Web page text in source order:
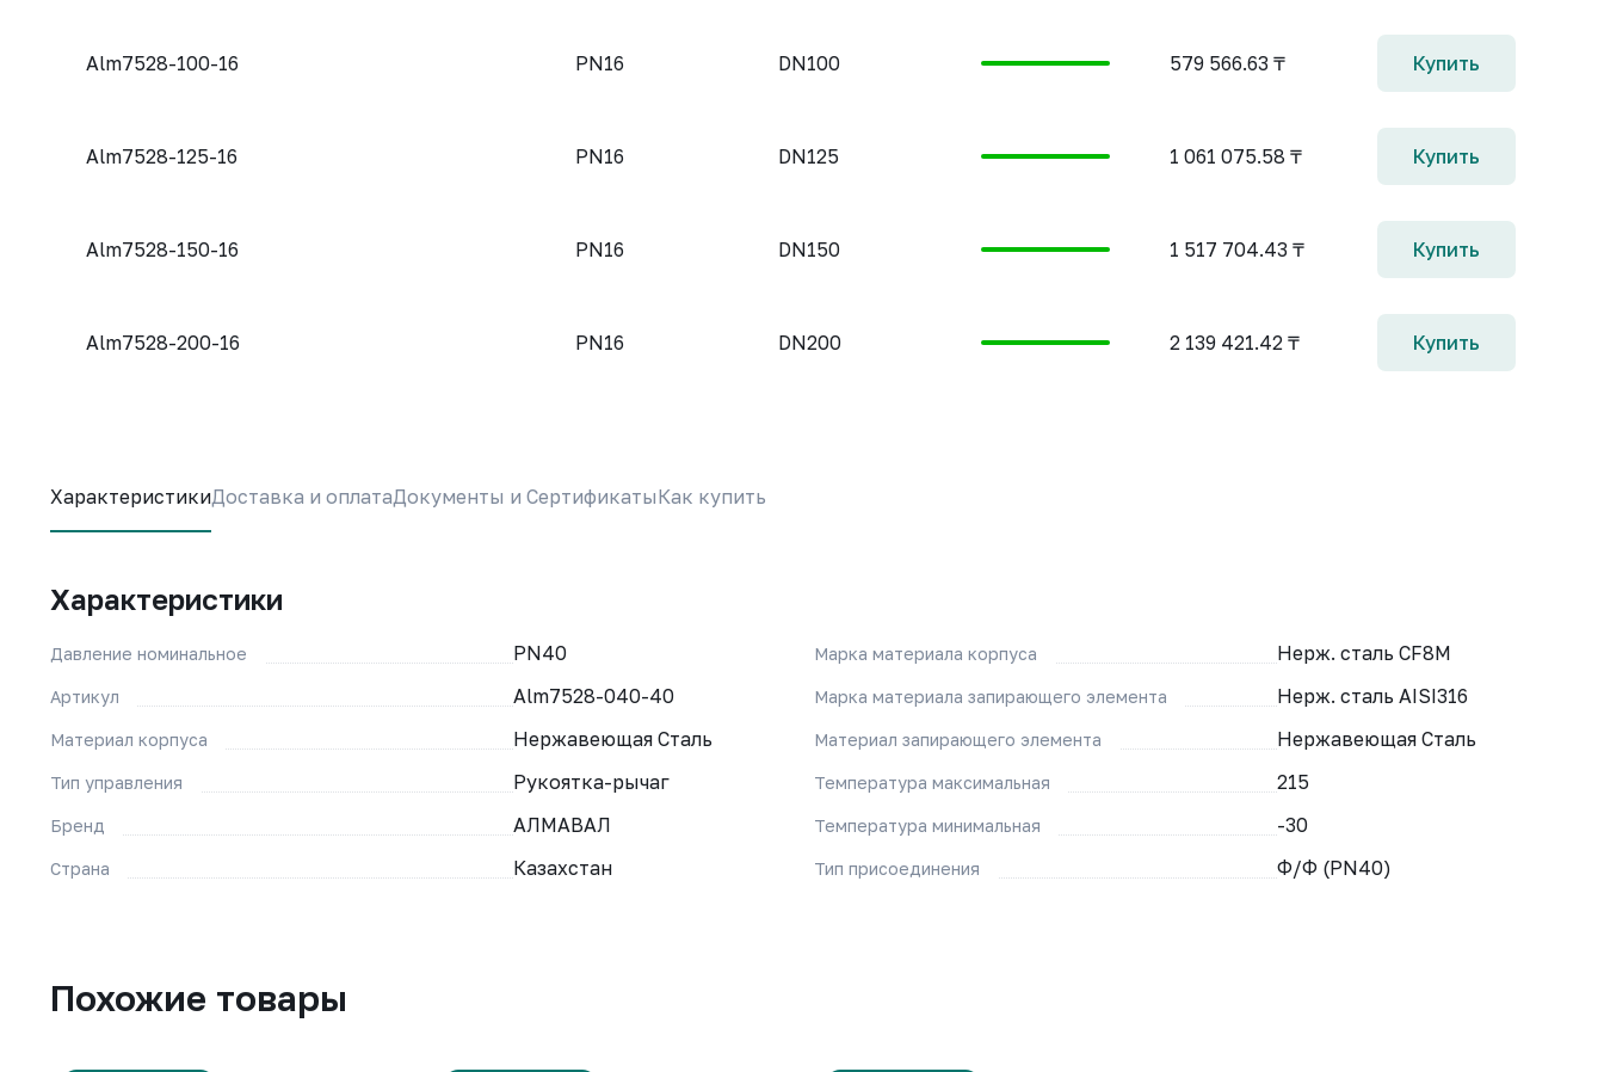
Alm7528-100-16 PN16 DN100 579 566.63 ₸ Купить
Alm7528-125-16 PN16 DN125 1 061 075.58 ₸ Купить
Alm7528-150-16 PN16 DN150 1 517 704.43 ₸ Купить
Alm7528-200-16 PN16 DN200 2 139 421.42 ₸ Купить
ХарактеристикиДоставка и оплатаДокументы и СертификатыКак купить
Характеристики
Давление номинальное PN40
Артикул Alm7528-040-40
Материал корпуса Нержавеющая Сталь
Тип управления Рукоятка-рычаг
Бренд АЛМАВАЛ
Страна Казахстан
Марка материала корпуса Нерж. сталь CF8M
Марка материала запирающего элемента Нерж. сталь AISI316
Материал запирающего элемента Нержавеющая Сталь
Температура максимальная 215
Температура минимальная -30
Тип присоединения Ф/Ф (PN40)
Похожие товары